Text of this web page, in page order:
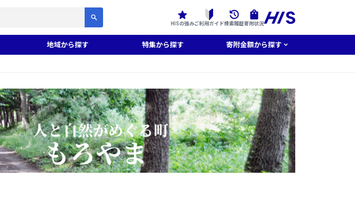
HISの強みご利用ガイド検索履歴寄附状況
地域から探す 特集から探す 寄附金額から探す